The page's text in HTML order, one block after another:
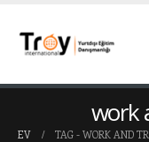
work
EV TAG - WORK AND